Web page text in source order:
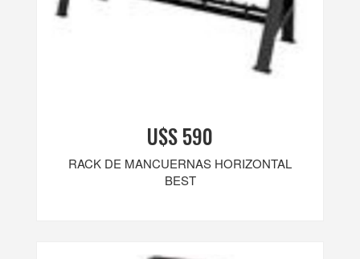
U$S 590
RACK DE MANCUERNAS HORIZONTAL
BEST